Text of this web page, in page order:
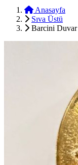
Anasayfa
Sıva Üstü
Barcini Duvar